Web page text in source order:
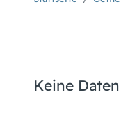
Keine